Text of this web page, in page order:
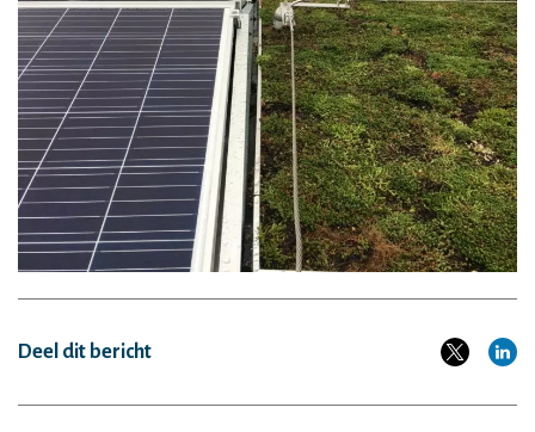
Deel dit bericht